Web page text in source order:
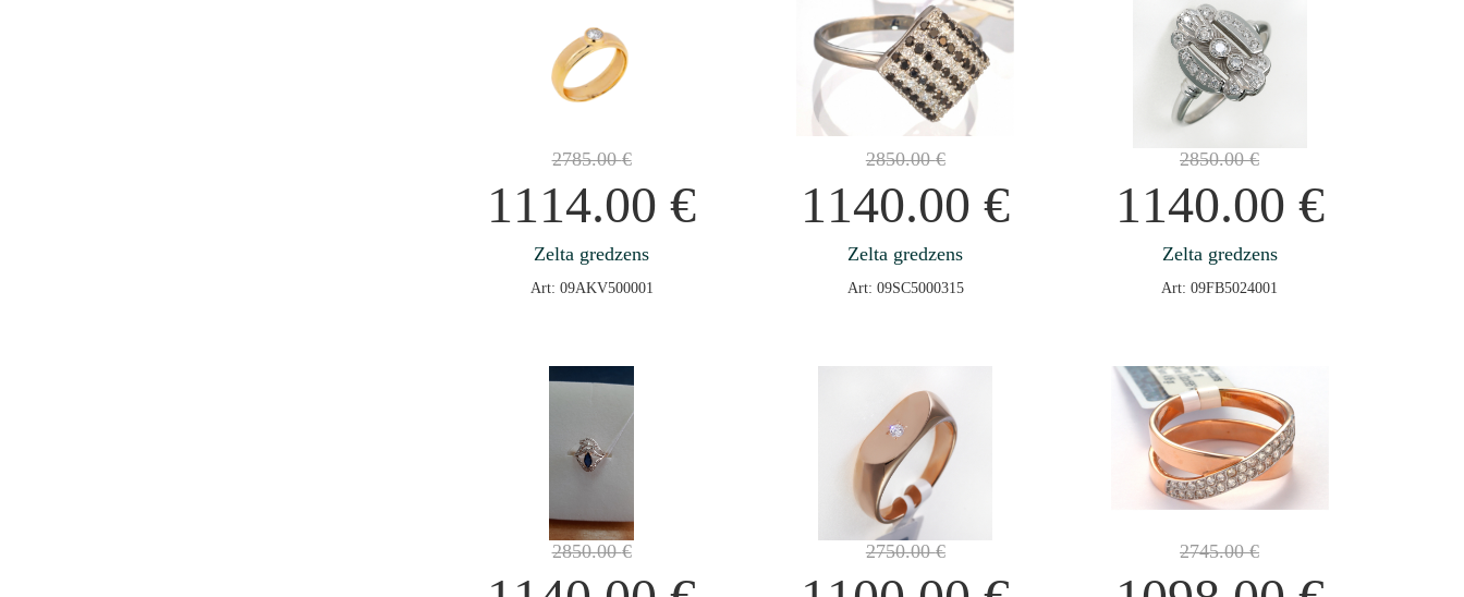
2785.00€
1114.00€
Zelta gredzens
Art: 09AKV500001
2850.00€
1140.00€
Zelta gredzens
Art: 09SC5000315
2850.00€
1140.00 €
Zelta gredzens
Art: 09FB5024001
2850.00€ 2750.00€ 2745.00€